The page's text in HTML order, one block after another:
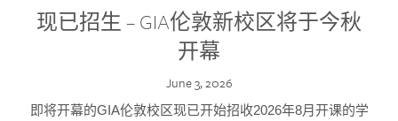
现已招生 – GIA伦敦新校区将于今秋
开幕
June 3, 2026
即将开幕的GIA伦敦校区现已开始招收2026年8月开课的学